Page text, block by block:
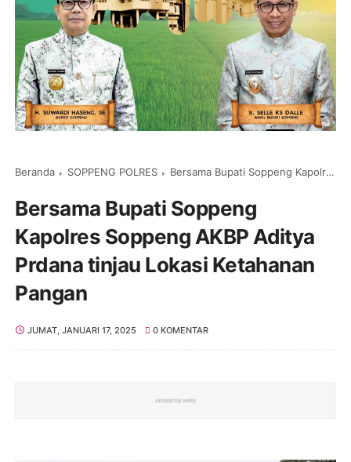
Beranda SOPPENG POLRES Bersama Bupati Soppeng Kapolres Soppeng AKBP Aditya Prdana tinjau Lokasi Ketahanan Pangan
Bersama Bupati Soppeng
Kapolres Soppeng AKBP Aditya
Prdana tinjau Lokasi Ketahanan
Pangan
JUMAT, JANUARI 17, 2025 0 KOMENTAR